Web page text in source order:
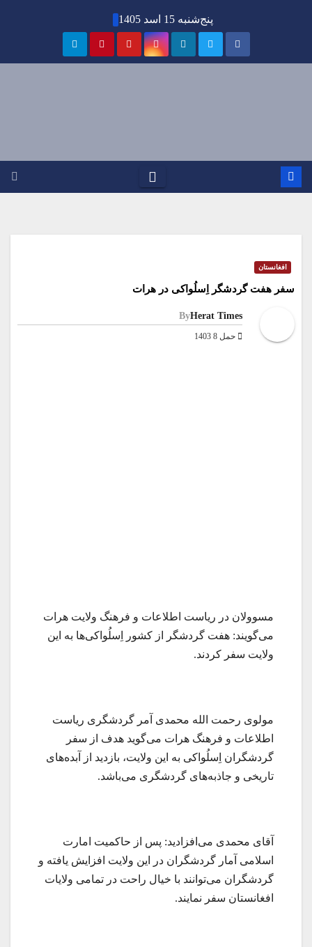
پنج‌شنبه 15 اسد 1405
افغانستان
سفر هفت گردشگر اِسلُواکی در هرات
ByHerat Times
حمل 8 1403
مسوولان در ریاست اطلاعات و فرهنگ ولایت هرات
می‌گویند: هفت گردشگر از کشور اِسلُواکی‌ها به این
ولایت سفر کردند.
مولوی رحمت الله محمدی آمر گردشگری ریاست
اطلاعات و فرهنگ هرات می‌گوید هدف از سفر
گردشگران اِسلُواکی به این ولایت، بازدید از آبده‌های
تاریخی و جاذبه‌های گردشگری می‌باشد.
آقای محمدی می‌افزادید: پس از حاکمیت امارت
اسلامی آمار گردشگران در این ولایت افزایش یافته و
گردشگران می‌توانند با خیال راحت در تمامی ولایات
افغانستان سفر نمایند.